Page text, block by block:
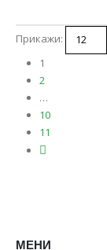
Прикажи:
1
2
…
10
11
МЕНИ